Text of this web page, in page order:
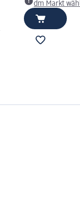
dm Markt